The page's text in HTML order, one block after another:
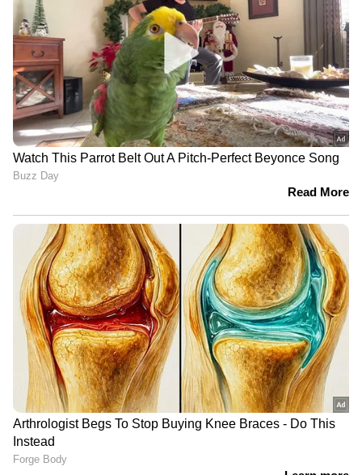
'വിജയനും
കുടുംബത്തിനും
ആശംസകൾ',
ബൈബിളിനെ കൂട്ടുപിടിച്ച്
പരിഹാസവുമായി പി സി
ജോർജ്ജ്
സിപിഎമ്മിനെ
ഭയപ്പെടുത്തുകയാണ്
ലക്ഷ്യമെങ്കിൽ പുല്ലാണ് ഈ
നീക്കം, ഇഡി റെയ്ഡിന്
പിന്നിൽ കോൺഗ്രസ് -
ബിജെപി
ഗൂഢാലോചനയെന്ന് എൻ
എൻ കൃഷ്ണദാസ്
LATEST VIDEOS
'മഴമാറി മാനംതെളിഞ്ഞാൽ എല്ലാം
മറക്കുന്നവരാണ് നമ്മൾ,
പ്രകൃതിയുടെ മുന്നറിയിപ്പുകൾ